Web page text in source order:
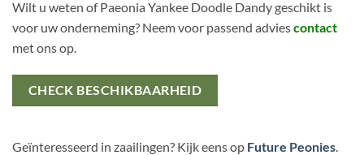
Wilt u weten of Paeonia Yankee Doodle Dandy geschikt is
voor uw onderneming? Neem voor passend adviescontact
met ons op.
CHECK BESCHIKBAARHEID
Geïnteresseerd in zaailingen? Kijk eens op Future Peonies